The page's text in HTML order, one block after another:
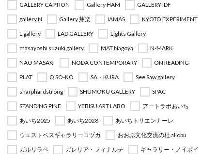
GALLERY CAPTION
Gallery HAM
GALLERY IDF
gallery N
Gallery 芽楽 IAMAS
KYOTO EXPERIMENT
L gallery
LAD GALLERY
Lights Gallery
masayoshi suzuki gallery
MAT,Nagoya
N-MARK
NAO MASAKI
NODA CONTEMPORARY
ON READING
PLAT
Q SO-KO SA・KURA
See Saw gallery
sharphardstrong
SHUMOKU GALLERY
SPAC
STANDING PINE
YEBISU ART LABO
アートラボあいち
あいち2025
あいち2028
あいちトリエンナーレ
ウエストベスギャラリーコヅカ
おおぶ文化交流の杜 allobu
ガルリラペ
ガレリア・フィナルテ
ギャラリー・ノイボイ